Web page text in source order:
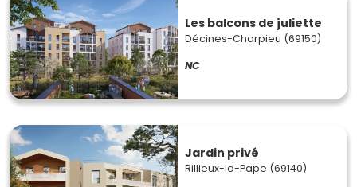
Les balcons de juliette
Décines-Charpieu (69150)
NC
Jardin privé
Rillieux-la-Pape (69140)